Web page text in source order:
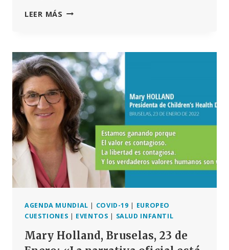
LEER MÁS ROMPAMOS
LAS
LESIONES
Y
MUERTES
CAUSADAS
POR
LA
VACUNA
CONTRA
EL
COVID-
19
AGENDA MUNDIAL | COVID-19 | EUROPEO
CUESTIONES | EVENTOS | SALUD INFANTIL
Mary Holland, Bruselas, 23 de